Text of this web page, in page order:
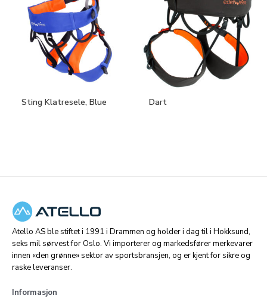
Sting Klatresele, Blue Dart
Atello AS ble stiftet i 1991 i Drammen og holder i dag til i Hokksund,
seks mil sørvest for Oslo. Vi importerer og markedsfører merkevarer
innen «den grønne» sektor av sportsbransjen, og er kjent for sikre og
raske leveranser.
Informasjon